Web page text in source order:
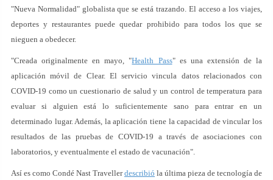
"Nueva Normalidad" globalista que se está trazando. El acceso a los viajes,
deportes y restaurantes puede quedar prohibido para todos los que se
nieguen a obedecer.
"Creada originalmente en mayo, "Health Pass" es una extensión de la
aplicación móvil de Clear. El servicio vincula datos relacionados con
COVID-19 como un cuestionario de salud y un control de temperatura para
evaluar si alguien está lo suficientemente sano para entrar en un
determinado lugar. Además, la aplicación tiene la capacidad de vincular los
resultados de las pruebas de COVID-19 a través de asociaciones con
laboratorios, y eventualmente el estado de vacunación".
Así es como Condé Nast Travellerdescribió la última pieza de tecnología de